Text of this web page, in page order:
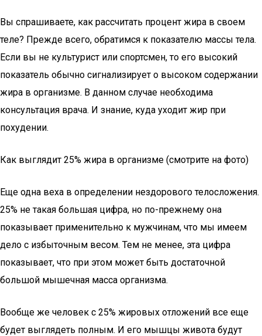
Вы спрашиваете, как рассчитать процент жира в своем
теле? Прежде всего, обратимся к показателю массы тела.
Если вы не культурист или спортсмен, то его высокий
показатель обычно сигнализирует о высоком содержании
жира в организме. В данном случае необходима
консультация врача. И знание, куда уходит жир при
похудении.
Как выглядит 25% жира в организме (смотрите на фото)
Еще одна веха в определении нездорового телосложения.
25% не такая большая цифра, но по-прежнему она
показывает применительно к мужчинам, что мы имеем
дело с избыточным весом. Тем не менее, эта цифра
показывает, что при этом может быть достаточной
большой мышечная масса организма.
Вообще же человек с 25% жировых отложений все еще
будет выглядеть полным. И его мышцы живота будут